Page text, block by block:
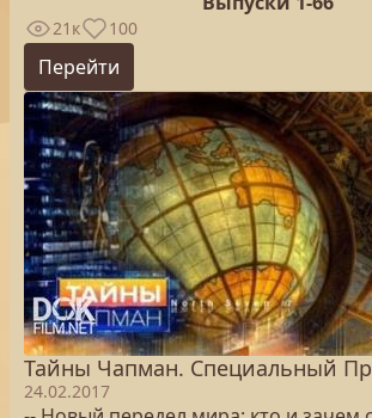
21к 100
Перейти
Тайны Чапман. Специальный
24.02.2017